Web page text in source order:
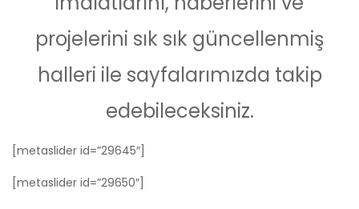
projelerini sık sık güncellenmiş
halleri ile sayfalarımızda takip
edebileceksiniz.
[metaslider id=”29645″]
[metaslider id=”29650″]